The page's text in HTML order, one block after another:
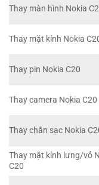
Thay màn hình Nokia
Thay mặt kính Nokia
Thay pin Nokia C20
Thay camera Nokia C20
Thay chân sạc Nokia
Thay mặt kính lưng/vỏ
C20